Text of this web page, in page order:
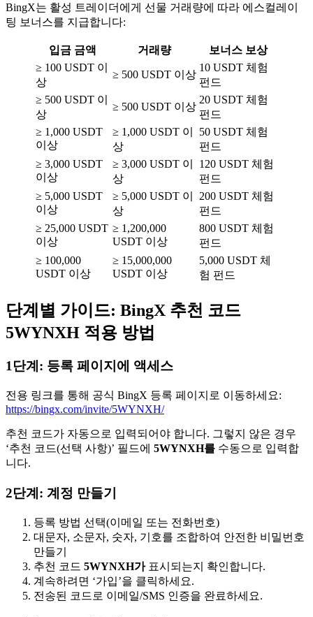
BingX는 활성 트레이더에게 선물 거래량에 따라 에스컬레이
팅 보너스를 지급합니다:
입금 금액 거래량
보너스 보상
≥ 100 USDT 이
상
≥ 500 USDT 이상
10 USDT 체험
펀드
≥ 500 USDT 이
상
≥ 500 USDT 이상
20 USDT 체험
펀드
≥ 1,000 USDT
이상
≥ 1,000 USDT 이
상
50 USDT 체험
펀드
≥ 3,000 USDT
이상
≥ 3,000 USDT 이
상
120 USDT 체험
펀드
≥ 5,000 USDT
이상
≥ 5,000 USDT 이
상
200 USDT 체험
펀드
≥ 25,000 USDT
이상
≥ 1,200,000
USDT 이상
800 USDT 체험
펀드
≥ 100,000
USDT 이상
≥ 15,000,000
USDT 이상
5,000 USDT 체
험 펀드
단계별 가이드: BingX 추천 코드
5WYNXH 적용 방법
1단계: 등록 페이지에 액세스
전용 링크를 통해 공식 BingX 등록 페이지로 이동하세요:
https://bingx.com/invite/5WYNXH/
추천 코드가 자동으로 입력되어야 합니다. 그렇지 않은 경우
‘추천 코드(선택 사항)’ 필드에 5WYNXH를 수동으로 입력합
니다.
2단계: 계정 만들기
등록 방법 선택(이메일 또는 전화번호)
대문자, 소문자, 숫자, 기호를 조합하여 안전한 비밀번호
만들기
추천 코드 5WYNXH가표시되는지 확인합니다.
계속하려면 ‘가입’을 클릭하세요.
전송된 코드로 이메일/SMS 인증을 완료하세요.